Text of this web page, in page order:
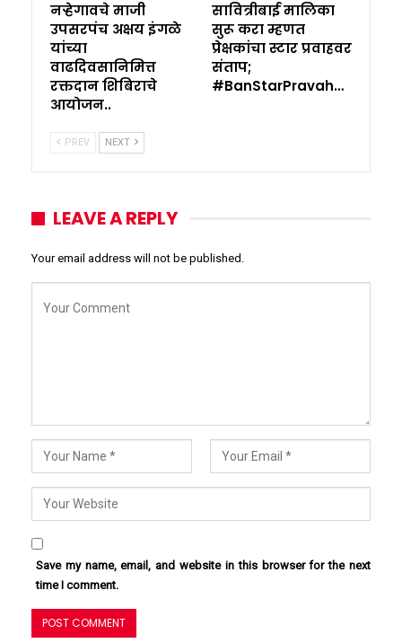
नऱ्हेगावचे माजी
उपसरपंच अक्षय इंगळे
यांच्या
वाढदिवसानिमित्त
रक्तदान शिबिराचे
आयोजन..
सावित्रीबाई मालिका
सुरू करा म्हणत
प्रेक्षकांचा स्टार प्रवाहवर
संताप;
#BanStarPravah…
PREV NEXT
LEAVE A REPLY
Your email address will not be published.
Save my name, email, and website in this browser for the next
time I comment.